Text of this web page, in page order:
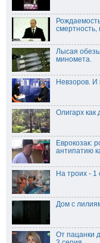
смертность,
Лысая
миномета.
Невзоров. И
Олигарх как
Еврокозак:
антипатию
На троих - 1
Дом с
От пацанки